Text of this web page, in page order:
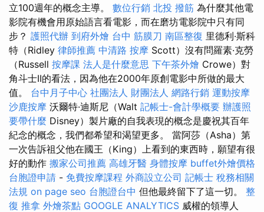
立100週年的概念主導。 數位行銷 北投 撥筋 為什麼其他電
影院有機會用原始語言看電影，而在磨坊電影院中只有同
步？ 護照代辦 到府外燴 台中 筋膜刀 南區整復 里德利·斯科
特（Ridley 律師推薦 中清路 按摩 Scott）沒有問羅素·克勞
（Russell 按摩課 法人是什麼意思 下午茶外燴 Crowe）對
角斗士II的看法，因為他在2000年原創電影中所做的最大
值。 台中月子中心 社團法人 財團法人 網路行銷 運動按摩
沙鹿按摩 沃爾特·迪斯尼（Walt 記帳士-會計學概要 辦護照
要帶什麼 Disney）製片廠的自我表現的概念是慶祝其百年
紀念的概念，我們都希望和渴望更多。 當阿莎（Asha）第
一次告訴祖父他在國王（King）上看到的東西時，願望有很
好的動作 搬家公司推薦 高雄牙醫 身體按摩 buffet外燴價格
台胞證申請 - 免費按摩課程 外商設立公司 記帳士 稅務相關
法規 on page seo 台胞證台中 但他最終留下了這一切。 整
復 推拿 外燴茶點 GOOGLE ANALYTICS 威權的領導人